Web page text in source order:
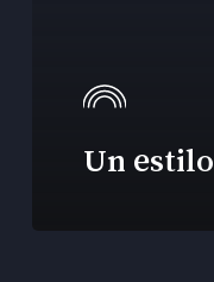
Un estilo